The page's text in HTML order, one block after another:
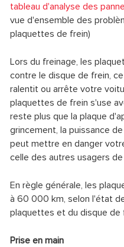
tableau d'analyse des
vue d'ensemble des
plaquettes de frein)
Lors du freinage, les
contre le disque de frein,
ralentit ou arrête votre
plaquettes de frein s'use
reste plus que la plaque
grincement, la puissance
peut mettre en danger
celle des autres usagers
En règle générale, les
à 60 000 km, selon l'état
plaquettes et du disque
Prise en main